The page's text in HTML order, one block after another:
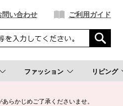
問い合わせ ご利用ガイド
ファッション リビング
らかじめご了承くださいませ。